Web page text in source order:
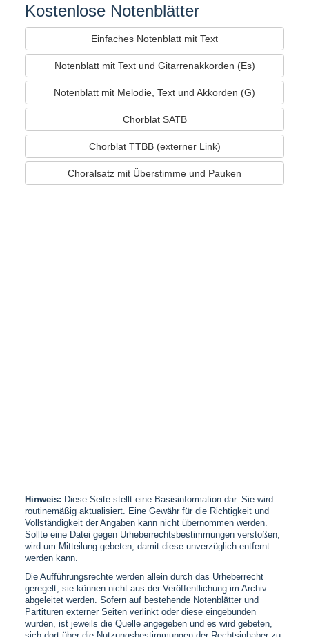
Kostenlose Notenblätter
Einfaches Notenblatt mit Text
Notenblatt mit Text und Gitarrenakkorden (Es)
Notenblatt mit Melodie, Text und Akkorden (G)
Chorblat SATB
Chorblat TTBB (externer Link)
Choralsatz mit Überstimme und Pauken
Hinweis: Diese Seite stellt eine Basisinformation dar. Sie wird
routinemäßig aktualisiert. Eine Gewähr für die Richtigkeit und
Vollständigkeit der Angaben kann nicht übernommen werden.
Sollte eine Datei gegen Urheberrechtsbestimmungen verstoßen,
wird um Mitteilung gebeten, damit diese unverzüglich entfernt
werden kann.
Die Aufführungsrechte werden allein durch das Urheberrecht
geregelt, sie können nicht aus der Veröffentlichung im Archiv
abgeleitet werden. Sofern auf bestehende Notenblätter und
Partituren externer Seiten verlinkt oder diese eingebunden
wurden, ist jeweils die Quelle angegeben und es wird gebeten,